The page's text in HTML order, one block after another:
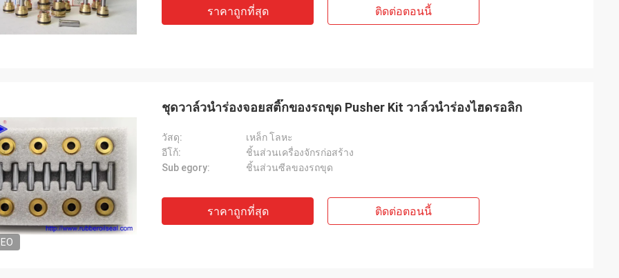
ราคาถูกที่สุด ติดต่อตอนนี้
ชุดวาล์วนำร่องจอยสติ๊กของรถขุด Pusher Kit วาล์วนำร่องไฮดรอลิก
วัสดุ:
เหล็ก โลหะ
อีโก้:
ชิ้นส่วนเครื่องจักรก่อสร้าง
Sub egory:
ชิ้นส่วนซีลของรถขุด
ราคาถูกที่สุด ติดต่อตอนนี้